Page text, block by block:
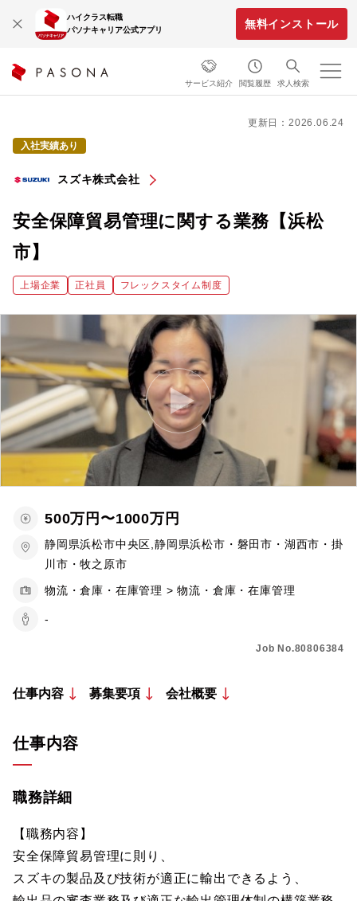
ハイクラス転職
パソナキャリア公式アプリ
無料インストール
サービス紹介 閲覧履歴 求人検索
更新日：2026.06.24
入社実績あり
スズキ株式会社
安全保障貿易管理に関する業務【浜松
市】
上場企業 正社員 フレックスタイム制度
500万円〜1000万円
静岡県浜松市中央区,静岡県浜松市・磐田市・湖西市・掛
川市・牧之原市
物流・倉庫・在庫管理 > 物流・倉庫・在庫管理
-
Job No.80806384
仕事内容 募集要項 会社概要
仕事内容
職務詳細
【職務内容】
安全保障貿易管理に則り、
スズキの製品及び技術が適正に輸出できるよう、